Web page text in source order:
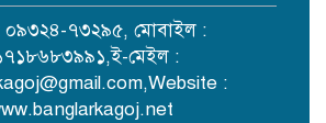
নকলায় সিএনজি-ভটভটি সংঘর্ষে শিশু
নিহত, আহত ৫
৭৩২৯৫, মোবাইল :
মেইল :
,Website :